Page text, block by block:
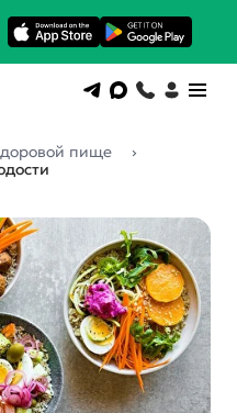
пище